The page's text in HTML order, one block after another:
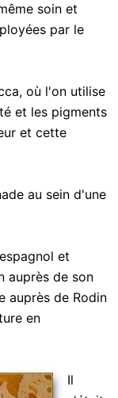
soin et
par le
où l'on utilise
et les pigments
et cette
au sein d'une
et
auprès de son
auprès de Rodin
en
Il